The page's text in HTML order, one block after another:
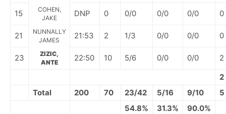
15
COHEN,
JAKE
DNP 0 0/0 0/0 0/0 0
21
NUNNALLY
JAMES
21:53 2 1/3 0/0 0/0 0
23
ZIZIC,
ANTE
22:50 10 5/6 0/0 0/0
2
2
Total
200 70 23/42 5/16 9/10
5
54.8%
31.3% 90.0%